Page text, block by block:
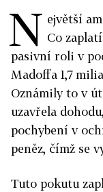
N ejvětší
Co
pasivní roli v
Madoffa 1,7
Oznámily to v
uzavřela
pochybení v
peněz, čímž se
Tuto pokutu